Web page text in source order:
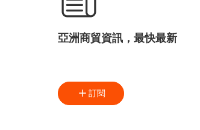
亞洲商貿資訊，最快最新
訂閱